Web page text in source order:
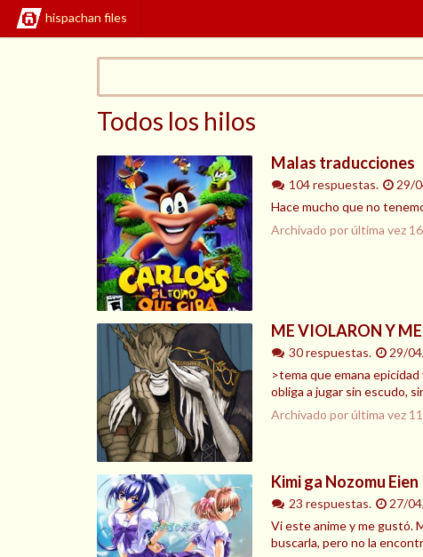
hispachan files
Todos los hilos
Malas traducciones
104 respuestas.
29/
Hace mucho que no
Archivado por última vez
ME VIOLARON Y
30 respuestas.
29/
>tema que emana
obliga a jugar sin escudo,
Archivado por última vez
Kimi ga Nozomu Eien
23 respuestas.
27/
Vi este anime y me gustó.
buscarla, pero no la